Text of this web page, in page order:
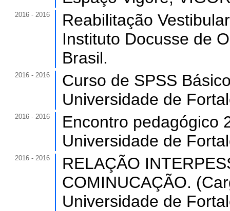
2016 - 2016
Reabilitação
Instituto Docusse de
Brasil.
2016 - 2016
Curso de SPSS
Universidade de
2016 - 2016
Encontro pedagógico
Universidade de
2016 - 2016
RELAÇÃO
COMINUCAÇÃO.
Universidade de